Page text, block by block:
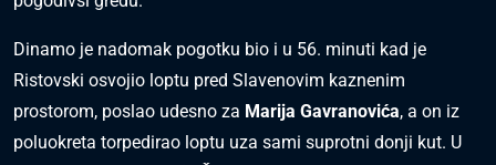
Dinamo je nadomak pogotku bio i u 56. minuti kad je
Ristovski osvojio loptu pred Slavenovim kaznenim
prostorom, poslao udesno za Marija Gavranovića, a on iz
poluokreta torpedirao loptu uza sami suprotni donji kut. U